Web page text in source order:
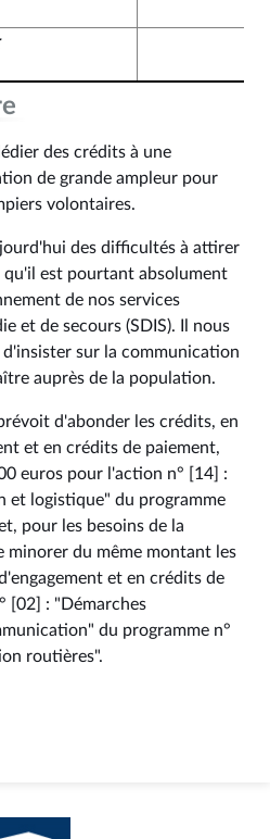
des crédits à une
de grande ampleur pour
volontaires.
des difficultés à attirer
est pourtant absolument
de nos services
et de secours (SDIS). Il nous
sur la communication
auprès de la population.
d'abonder les crédits, en
et en crédits de paiement,
euros pour l'action n° [14] :
et logistique" du programme
pour les besoins de la
minorer du même montant les
et en crédits de
[02] : "Démarches
du programme n°
routières".